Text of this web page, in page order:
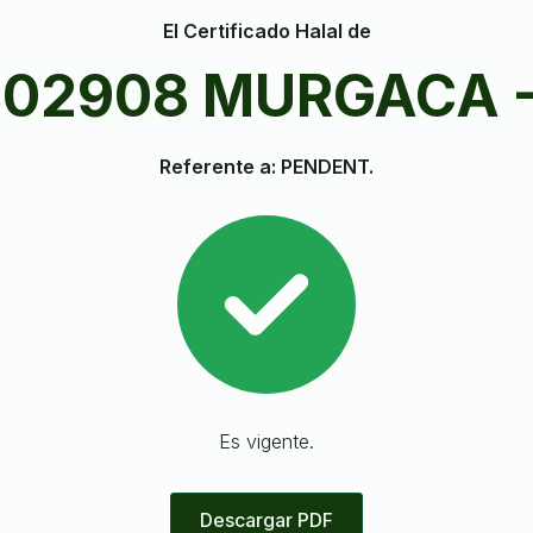
El Certificado Halal de
MURGACA
Referente a: PENDENT.
Es vigente.
Descargar PDF